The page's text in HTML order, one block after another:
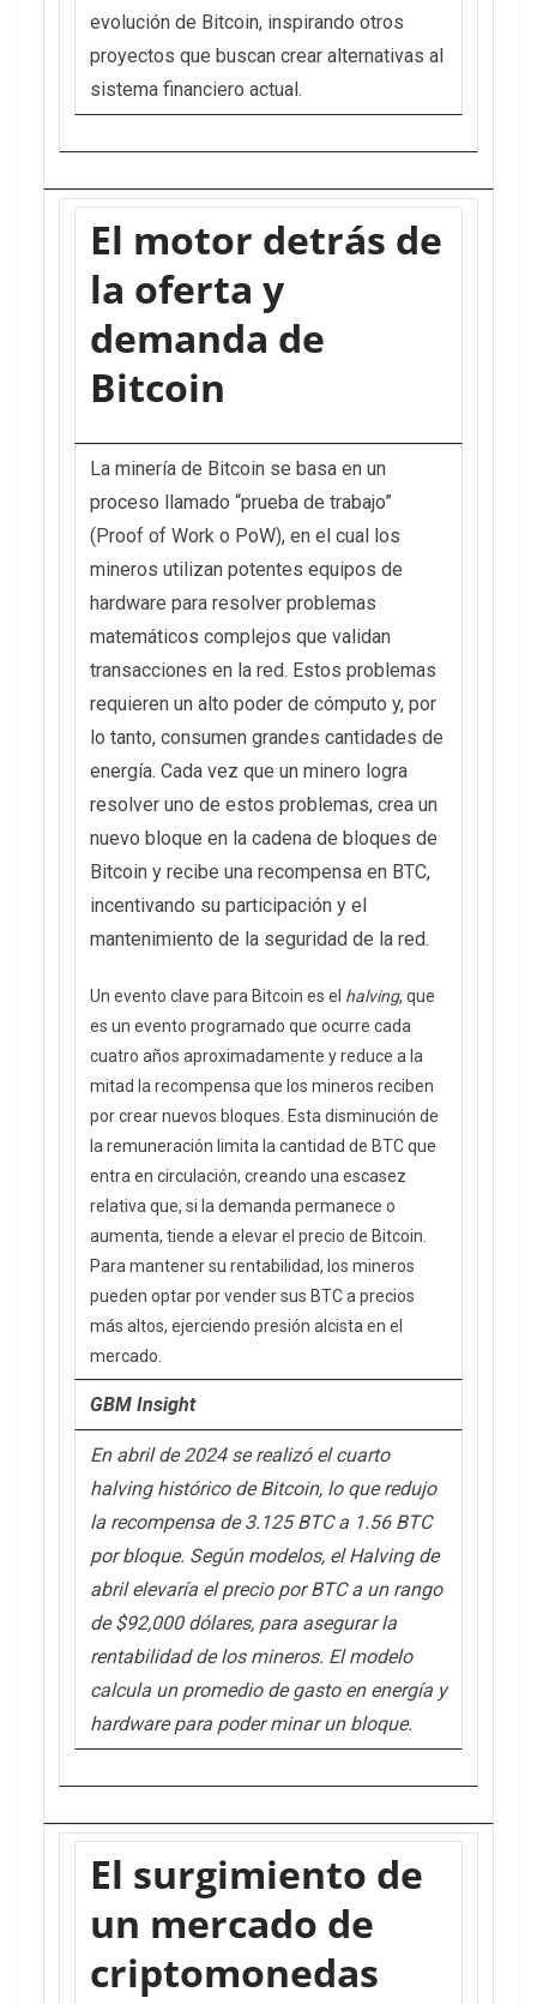
evolución de Bitcoin, inspirando otros
proyectos que buscan crear alternativas al
sistema financiero actual.
El motor detrás de
la oferta y
demanda de
Bitcoin
La minería de Bitcoin se basa en un
proceso llamado “prueba de trabajo”
(Proof of Work o PoW), en el cual los
mineros utilizan potentes equipos de
hardware para resolver problemas
matemáticos complejos que validan
transacciones en la red. Estos problemas
requieren un alto poder de cómputo y, por
lo tanto, consumen grandes cantidades de
energía. Cada vez que un minero logra
resolver uno de estos problemas, crea un
nuevo bloque en la cadena de bloques de
Bitcoin y recibe una recompensa en BTC,
incentivando su participación y el
mantenimiento de la seguridad de la red.
Un evento clave para Bitcoin es el halving, que
es un evento programado que ocurre cada
cuatro años aproximadamente y reduce a la
mitad la recompensa que los mineros reciben
por crear nuevos bloques. Esta disminución de
la remuneración limita la cantidad de BTC que
entra en circulación, creando una escasez
relativa que, si la demanda permanece o
aumenta, tiende a elevar el precio de Bitcoin.
Para mantener su rentabilidad, los mineros
pueden optar por vender sus BTC a precios
más altos, ejerciendo presión alcista en el
mercado.
GBM Insight
En abril de 2024 se realizó el cuarto
halving histórico de Bitcoin, lo que redujo
la recompensa de 3.125 BTC a 1.56 BTC
por bloque. Según modelos, el Halving de
abril elevaría el precio por BTC a un rango
de $92,000 dólares, para asegurar la
rentabilidad de los mineros. El modelo
calcula un promedio de gasto en energía y
hardware para poder minar un bloque.
El surgimiento de
un mercado de
criptomonedas